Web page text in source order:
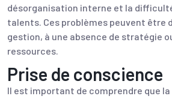
désorganisation interne et la
talents. Ces problèmes peuvent être
gestion, à une absence de stratégie
ressources.
Prise de conscience
Il est important de comprendre que la